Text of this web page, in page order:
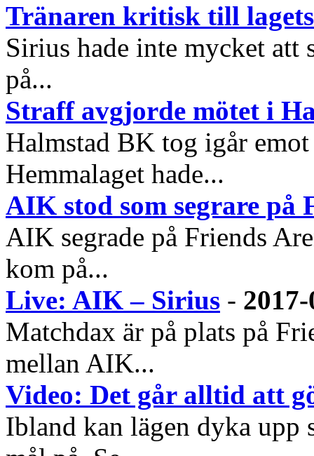
Tränaren kritisk till
Sirius hade inte mycket att
på...
Straff avgjorde mötet i
Halmstad BK tog igår
Hemmalaget hade...
AIK stod som segrare på
AIK segrade på Friends
kom på...
Live: AIK – Sirius -
Matchdax är på plats på
mellan AIK...
Video: Det går alltid att
Ibland kan lägen dyka upp